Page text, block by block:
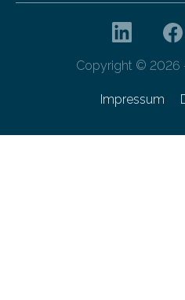
Copyright © 2026
Impressum